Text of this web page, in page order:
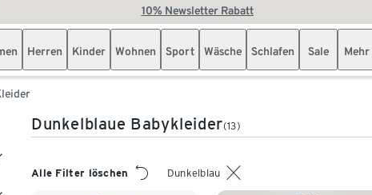
10% Newsletter Rabatt
Herren Kinder Wohnen Sport Wäsche Schlafen Sale Mehr
Dunkelblaue Babykleider(13)
Alle Filter löschen Dunkelblau